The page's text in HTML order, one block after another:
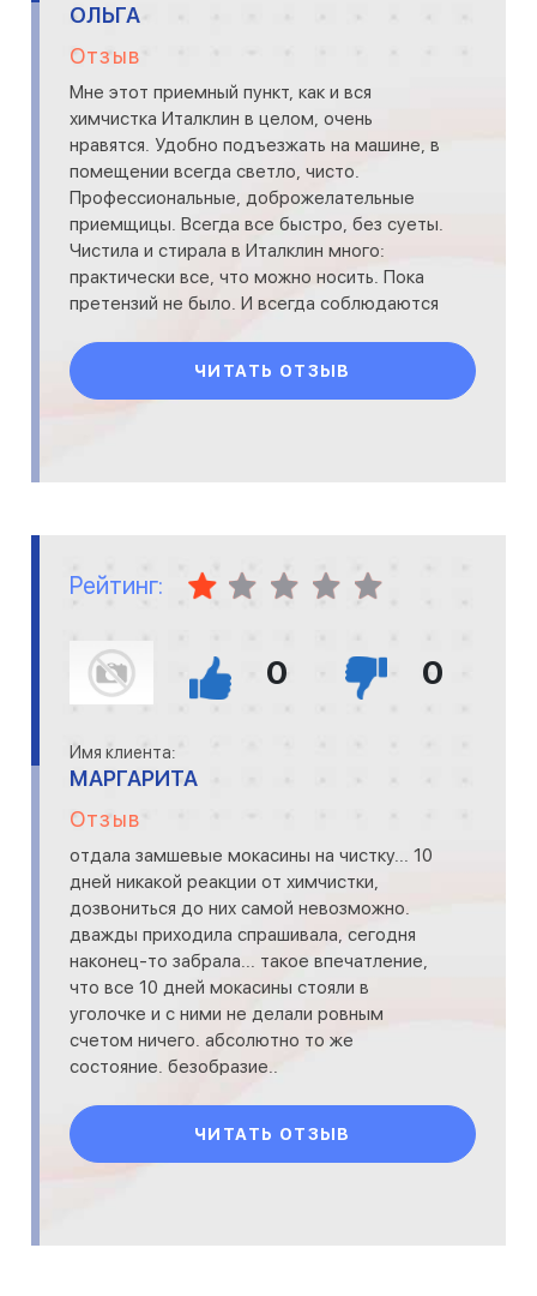
ОЛЬГА
Отзыв
Мне этот приемный пункт, как и вся
химчистка Италклин в целом, очень
нравятся. Удобно подъезжать на машине, в
помещении всегда светло, чисто.
Профессиональные, доброжелательные
приемщицы. Всегда все быстро, без суеты.
Чистила и стирала в Италклин много:
практически все, что можно носить. Пока
претензий не было. И всегда соблюдаются
ЧИТАТЬ ОТЗЫВ
Рейтинг:
0 0
Имя клиента:
МАРГАРИТА
Отзыв
отдала замшевые мокасины на чистку... 10
дней никакой реакции от химчистки,
дозвониться до них самой невозможно.
дважды приходила спрашивала, сегодня
наконец-то забрала... такое впечатление,
что все 10 дней мокасины стояли в
уголочке и с ними не делали ровным
счетом ничего. абсолютно то же
состояние. безобразие..
ЧИТАТЬ ОТЗЫВ